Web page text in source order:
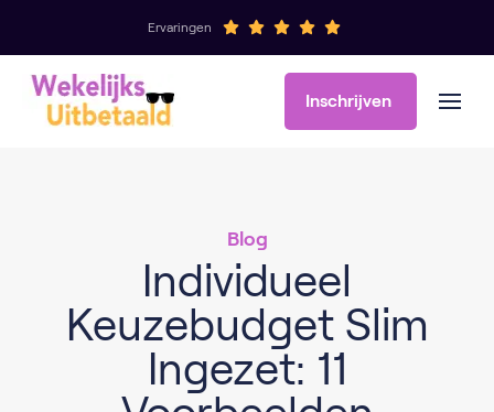
Ervaringen
Inschrijven
Blog
Individueel
Keuzebudget Slim
Ingezet: 11